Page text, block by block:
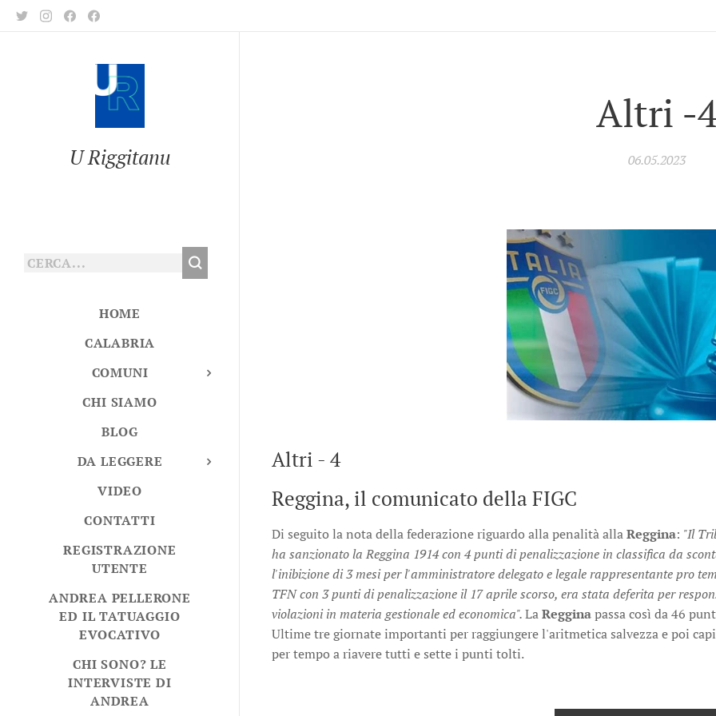
U Riggitanu
HOME
CALABRIA
COMUNI
CHI SIAMO
BLOG
DA LEGGERE
VIDEO
CONTATTI
REGISTRAZIONE
UTENTE
ANDREA PELLERONE
ED IL TATUAGGIO
EVOCATIVO
CHI SONO? LE
INTERVISTE DI
ANDREA
Altri -
06.05.2023
Altri - 4
Reggina, il comunicato della FIGC
Di seguito la nota della federazione riguardo alla penalità allaReggina: "Il
ha sanzionato la Reggina 1914 con 4 punti di penalizzazione in classifica da
l'inibizione di 3 mesi per l'amministratore delegato e legale rappresentante pro
TFN con 3 punti di penalizzazione il 17 aprile scorso, era stata deferita per
violazioni in materia gestionale ed economica".LaRegginapassa così da 46
Ultime tre giornate importanti per raggiungere l'aritmetica salvezza e poi
per tempo a riavere tutti e sette i punti tolti.